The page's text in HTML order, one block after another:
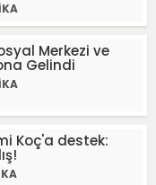
Merkezi ve
Gelindi
Koç'a destek: